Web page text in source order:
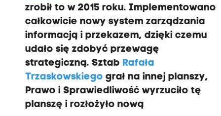
zrobił tow 2015 roku. Implementowano
całkowicie nowy system zarządzania
informacją i przekazem, dzięki czemu
udało się zdobyć przewagę
strategiczną. Sztab Rafała
Trzaskowskiego grał na innej planszy,
Prawo i Sprawiedliwość wyrzuciło tę
planszę i rozłożyło nową